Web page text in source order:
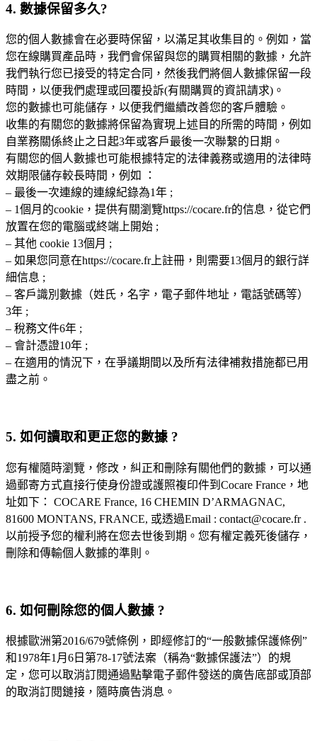
4. 數據保留多久?
您的個人數據會在必要時保留，以滿足其收集目的。例如，當
您在線購買產品時，我們會保留與您的購買相關的數據，允許
我們執行您已接受的特定合同，然後我們將個人數據保留一段
時間，以便我們處理或回覆投訴(有關購買的資訊請求)。
您的數據也可能儲存，以便我們繼續改善您的客戶體驗。
收集的有關您的數據將保留為實現上述目的所需的時間，例如
自業務關係終止之日起3年或客戶最後一次聯繫的日期。
有關您的個人數據也可能根據特定的法律義務或適用的法律時
效期限儲存較長時間，例如 ：
– 最後一次連線的連線紀錄為1年 ;
– 1個月的cookie，提供有關瀏覽https://cocare.fr的信息，從它們
放置在您的電腦或終端上開始 ;
– 其他 cookie 13個月 ;
– 如果您同意在https://cocare.fr上註冊，則需要13個月的銀行詳
細信息 ;
– 客戶識別數據（姓氏，名字，電子郵件地址，電話號碼等）
3年 ;
– 稅務文件6年 ;
– 會計憑證10年 ;
– 在適用的情況下，在爭議期間以及所有法律補救措施都已用
盡之前。
5. 如何讀取和更正您的數據 ?
您有權隨時瀏覽，修改，糾正和刪除有關他們的數據，可以通
過郵寄方式直接行使身份證或護照複印件到Cocare France，地
址如下： COCARE France, 16 CHEMIN D’ARMAGNAC,
81600 MONTANS, FRANCE, 或透過Email : contact@cocare.fr .
以前授予您的權利將在您去世後到期。您有權定義死後儲存，
刪除和傳輸個人數據的準則。
6. 如何刪除您的個人數據 ?
根據歐洲第2016/679號條例，即經修訂的“一般數據保護條例”
和1978年1月6日第78-17號法案（稱為“數據保護法”）的規
定，您可以取消訂閱通過點擊電子郵件發送的廣告底部或頂部
的取消訂閱鏈接，隨時廣告消息。